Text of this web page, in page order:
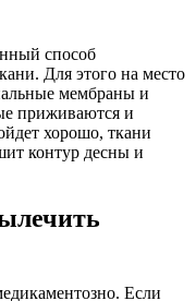
способ
Для этого на место
мембраны и
приживаются и
хорошо, ткани
контур десны и
Если